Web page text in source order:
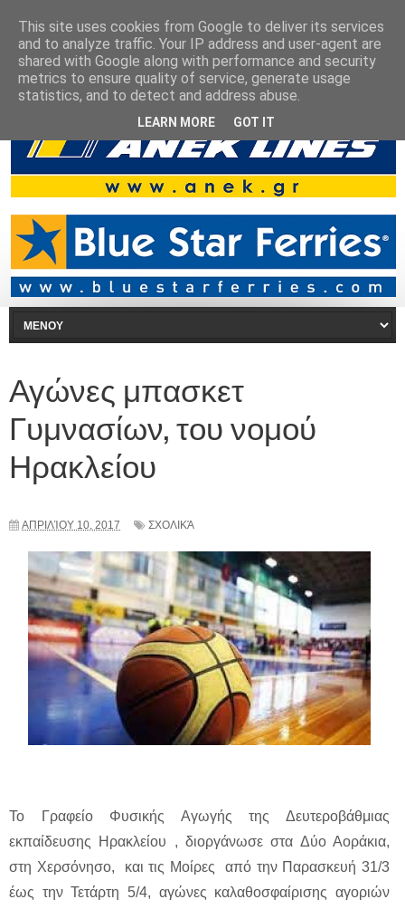
Αγώνες μπασκετ
Γυμνασίων, του νομού
Ηρακλείου
ΑΠΡΙΛΊΟΥ 10, 2017 ΣΧΟΛΙΚΆ
Το Γραφείο Φυσικής Αγωγής της Δευτεροβάθμιας
εκπαίδευσης Ηρακλείου , διοργάνωσε στα Δύο Αοράκια,
στη Χερσόνησο, και τις Μοίρες από την Παρασκευή 31/3
έως την Τετάρτη 5/4, αγώνες καλαθοσφαίρισης αγοριών
This site uses cookies from Google to deliver its services
and to analyze traffic. Your IP address and user-agent are
shared with Google along with performance and security
metrics to ensure quality of service, generate usage
statistics, and to detect and address abuse.
LEARN MORE GOT IT